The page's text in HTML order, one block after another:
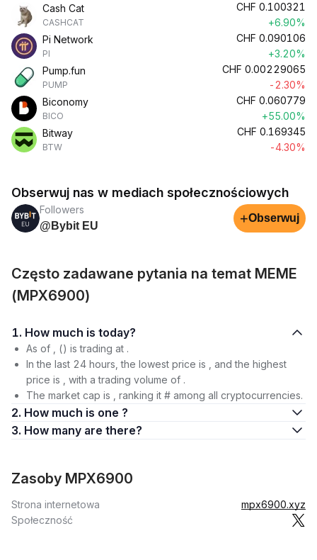
Cash Cat
CASHCAT
CHF 0.100321
+6.90%
Pi Network
PI
CHF 0.090106
+3.20%
Pump.fun
PUMP
CHF 0.00229065
-2.30%
Biconomy
BICO
CHF 0.060779
+55.00%
Bitway
BTW
CHF 0.169345
-4.30%
Obserwuj nas w mediach społecznościowych
Followers
@Bybit EU
+Obserwuj
Często zadawane pytania na temat MEME
(MPX6900)
1. How much is today?
As of , () is trading at .
In the last 24 hours, the lowest price is , and the highest
price is , with a trading volume of .
The market cap is , ranking it # among all cryptocurrencies.
2. How much is one ?
3. How many are there?
Zasoby MPX6900
Strona internetowa
mpx6900.xyz
Społeczność